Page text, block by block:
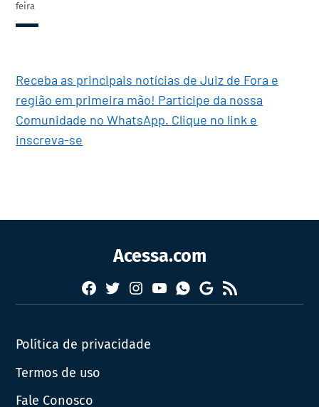
feira
Receba as principais notícias de Juiz de Fora e
região em primeira mão! Participe da nossa
Comunidade no WhatsApp. Clique no link e
inscreva-se
Acessa.com
Facebook
TwitterInstagram
YouTubeWhatsapp
Google
News
RSS
Política de privacidade
Termos de uso
Fale Conosco